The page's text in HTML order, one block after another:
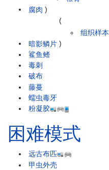
腐肉 )
暗影鳞片
(
组织样本
)
鲨鱼鳍
毒刺
破布
藤蔓
蠕虫毒牙
粉凝胶
困难模式
远古布匹
甲虫外壳